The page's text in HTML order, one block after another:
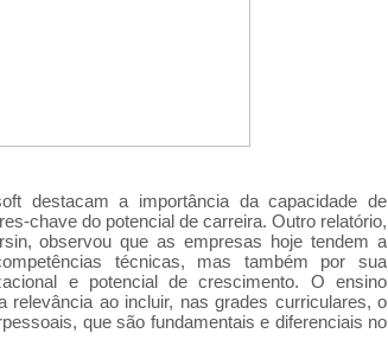
destacam a importância da capacidade de
chave do potencial de carreira. Outro relatório,
observou que as empresas hoje tendem a
técnicas, mas também por sua
e potencial de crescimento. O ensino
relevância ao incluir, nas grades curriculares, o
que são fundamentais e diferenciais no